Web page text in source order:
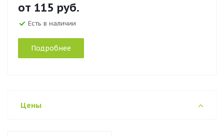
от 115 руб.
Есть в наличии
Подробнее
Цены